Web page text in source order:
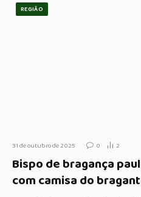
REGIÃO
31 de outubro de 2025 0 2
Bispo de bragança
com camisa do